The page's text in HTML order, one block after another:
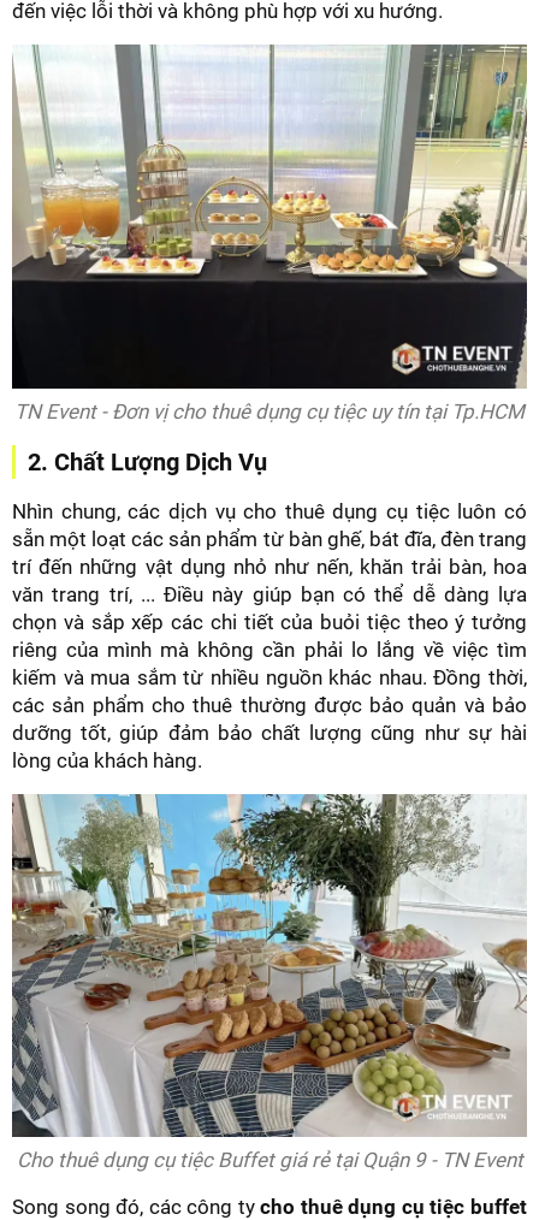
đến việc lỗi thời và không phù hợp với xu hướng.
TN Event - Đơn vị cho thuê dụng cụ tiệc uy tín tại Tp.HCM
2. Chất Lượng Dịch Vụ
Nhìn chung, các dịch vụ cho thuê dụng cụ tiệc luôn có
sẵn một loạt các sản phẩm từ bàn ghế, bát đĩa, đèn trang
trí đến những vật dụng nhỏ như nến, khăn trải bàn, hoa
văn trang trí, ... Điều này giúp bạn có thể dễ dàng lựa
chọn và sắp xếp các chi tiết của buỏi tiệc theo ý tưởng
riêng của mình mà không cần phải lo lắng về việc tìm
kiếm và mua sắm từ nhiều nguồn khác nhau. Đồng thời,
các sản phẩm cho thuê thường được bảo quản và bảo
dưỡng tốt, giúp đảm bảo chất lượng cũng như sự hài
lòng của khách hàng.
Cho thuê dụng cụ tiệc Buffet giá rẻ tại Quận 9 - TN Event
Song song đó, các công tycho thuê dụng cụ tiệc buffet